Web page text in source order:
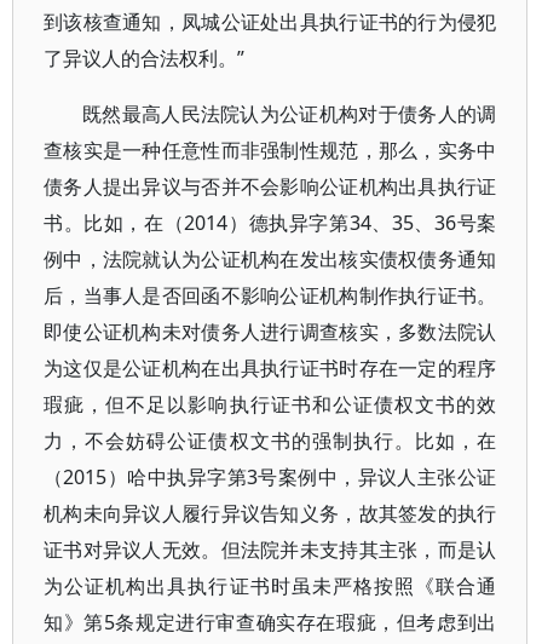
到该核查通知，凤城公证处出具执行证书的行为侵犯
了异议人的合法权利。”
既然最高人民法院认为公证机构对于债务人的调
查核实是一种任意性而非强制性规范，那么，实务中
债务人提出异议与否并不会影响公证机构出具执行证
书。比如，在（2014）德执异字第34、35、36号案
例中，法院就认为公证机构在发出核实债权债务通知
后，当事人是否回函不影响公证机构制作执行证书。
即使公证机构未对债务人进行调查核实，多数法院认
为这仅是公证机构在出具执行证书时存在一定的程序
瑕疵，但不足以影响执行证书和公证债权文书的效
力，不会妨碍公证债权文书的强制执行。比如，在
（2015）哈中执异字第3号案例中，异议人主张公证
机构未向异议人履行异议告知义务，故其签发的执行
证书对异议人无效。但法院并未支持其主张，而是认
为公证机构出具执行证书时虽未严格按照《联合通
知》第5条规定进行审查确实存在瑕疵，但考虑到出